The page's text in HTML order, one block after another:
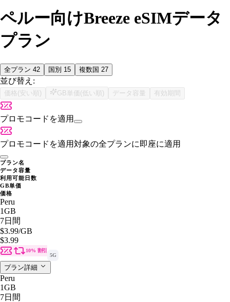
ペルー向けBreeze eSIMデータ
プラン
全プラン 42 国別 15 複数国 27
並び替え:
価格(安い順) GB単価(低い順) データ容量 有効期間
プロモコードを適用
プロモコードを適用対象の全プランに即座に適用
プラン名
データ容量
利用可能日数
GB単価
価格
Peru
1GB
7日間
$3.99/GB
$3.99
10% 割引
5G
プラン詳細
Peru
1GB
7日間